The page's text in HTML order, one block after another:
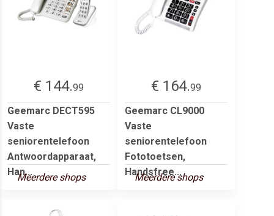
€ 144.99
Geemarc DECT595
Vaste
seniorentelefoon
Antwoordapparaat,
Han...
Meerdere shops
€ 164.99
Geemarc CL9000
Vaste
seniorentelefoon
Fototoetsen,
Handsfree...
Meerdere shops